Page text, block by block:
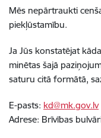
Mēs nepārtraukti
piekļūstamību.
Ja Jūs konstatējat
minētas šajā
saturu citā formātā,
E-pasts: kd@mk.gov.lv
Adrese: Brīvības